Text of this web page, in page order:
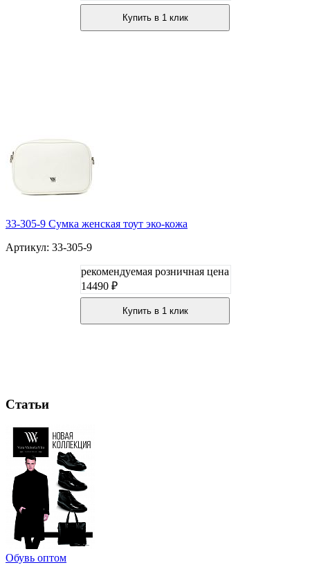
Купить в 1 клик
33-305-9 Сумка женская тоут эко-кожа
Артикул: 33-305-9
рекомендуемая розничная цена
14490 ₽
Купить в 1 клик
Статьи
Обувь оптом